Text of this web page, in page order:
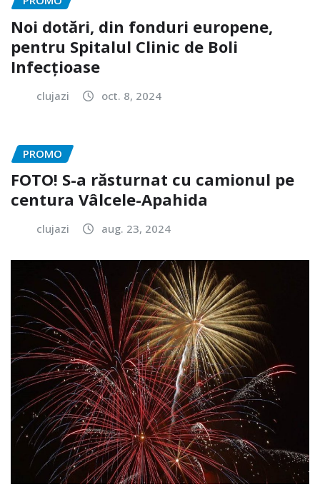
Noi dotări, din fonduri europene,
pentru Spitalul Clinic de Boli
Infecțioase
clujazi oct. 8, 2024
PROMO
FOTO! S-a răsturnat cu camionul pe
centura Vâlcele-Apahida
clujazi aug. 23, 2024